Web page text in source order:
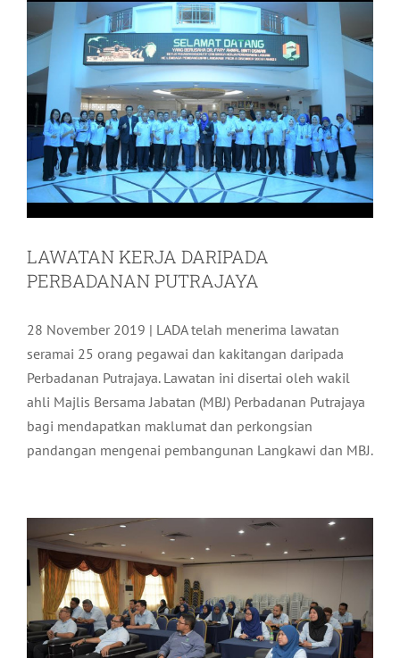
LAWATAN KERJA DARIPADA
PERBADANAN PUTRAJAYA
28 November 2019 | LADA telah menerima lawatan
seramai 25 orang pegawai dan kakitangan daripada
Perbadanan Putrajaya. Lawatan ini disertai oleh wakil
ahli Majlis Bersama Jabatan (MBJ) Perbadanan Putrajaya
bagi mendapatkan maklumat dan perkongsian
pandangan mengenai pembangunan Langkawi dan MBJ.